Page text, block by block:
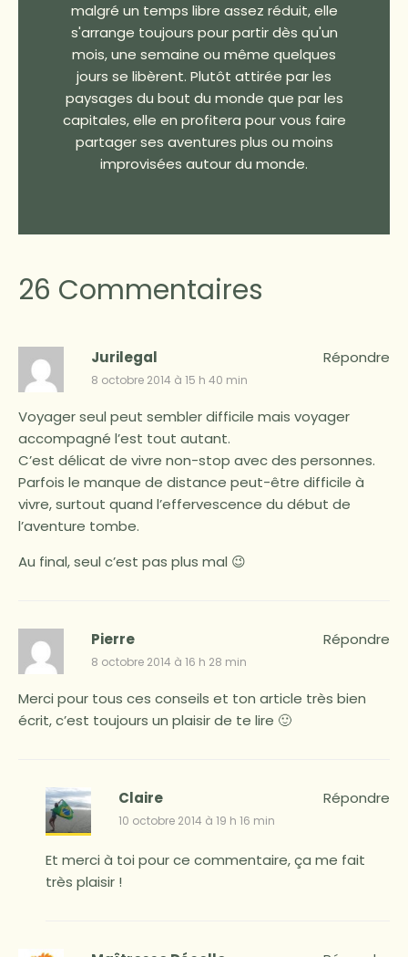
malgré un temps libre assez réduit, elle
s'arrange toujours pour partir dès qu'un
mois, une semaine ou même quelques
jours se libèrent. Plutôt attirée par les
paysages du bout du monde que par les
capitales, elle en profitera pour vous faire
partager ses aventures plus ou moins
improvisées autour du monde.
26 Commentaires
Jurilegal
8 octobre 2014 à 15 h 40 min
Voyager seul peut sembler difficile mais voyager
accompagné l’est tout autant.
C’est délicat de vivre non-stop avec des personnes.
Parfois le manque de distance peut-être difficile à
vivre, surtout quand l’effervescence du début de
l’aventure tombe.
Au final, seul c’est pas plus mal 😉
Répondre
Pierre
8 octobre 2014 à 16 h 28 min
Merci pour tous ces conseils et ton article très bien
écrit, c’est toujours un plaisir de te lire 🙂
Répondre
Claire
10 octobre 2014 à 19 h 16 min
Et merci à toi pour ce commentaire, ça me fait
très plaisir !
Répondre